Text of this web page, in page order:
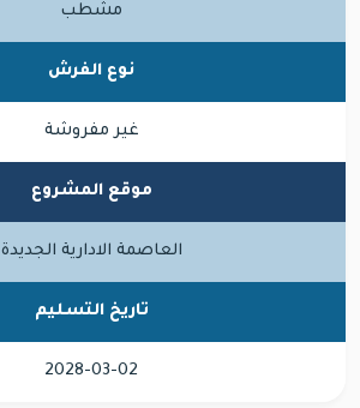
مشطب
نوع الفرش
غير مفروشة
موقع المشروع
العاصمة الادارية الجديدة
تاريخ التسليم
2028-03-02